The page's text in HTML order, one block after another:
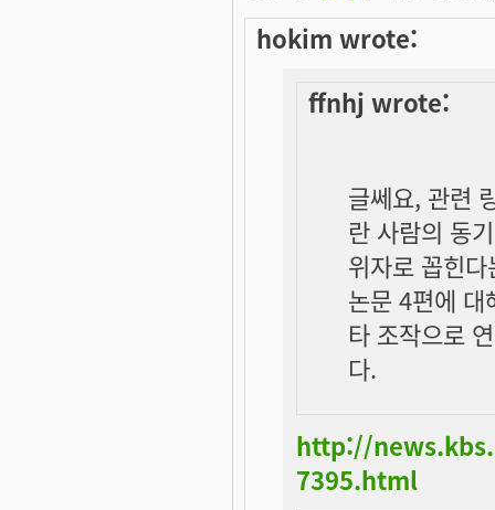
hokim wrote:
ffnhj wrote:
글쎄요, 관련
란 사람의 동
위자로 꼽힌
논문 4편에 대
타 조작으로
다.
http://
7395.html